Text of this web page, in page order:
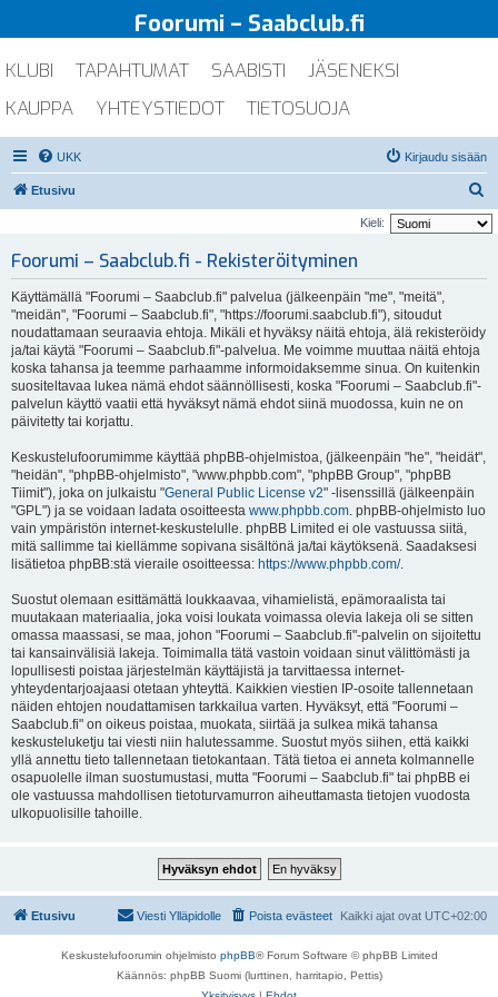
Foorumi – Saabclub.fi
KLUBI TAPAHTUMAT SAABISTI
JÄSENEKSI
KAUPPA
YHTEYSTIEDOT TIETOSUOJA
UKK Kirjaudu sisään
Etusivu
t
Kieli:
Foorumi – Saabclub.fi - Rekisteröityminen
Käyttämällä "Foorumi – Saabclub.fi" palvelua (jälkeenpäin "me", "meitä",
"meidän", "Foorumi – Saabclub.fi", "https://foorumi.saabclub.fi"), sitoudut
noudattamaan seuraavia ehtoja. Mikäli et hyväksy näitä ehtoja, älä rekisteröidy
ja/tai käytä "Foorumi – Saabclub.fi"-palvelua. Me voimme muuttaa näitä ehtoja
koska tahansa ja teemme parhaamme informoidaksemme sinua. On kuitenkin
suositeltavaa lukea nämä ehdot säännöllisesti, koska "Foorumi – Saabclub.fi"-
palvelun käyttö vaatii että hyväksyt nämä ehdot siinä muodossa, kuin ne on
päivitetty tai korjattu.
Keskustelufoorumimme käyttää phpBB-ohjelmistoa, (jälkeenpäin "he", "heidät",
"heidän", "phpBB-ohjelmisto", "www.phpbb.com", "phpBB Group", "phpBB
Tiimit"), joka on julkaistu "General Public License v2" -lisenssillä (jälkeenpäin
"GPL") ja se voidaan ladata osoitteesta www.phpbb.com. phpBB-ohjelmisto luo
vain ympäristön internet-keskustelulle. phpBB Limited ei ole vastuussa siitä,
mitä sallimme tai kiellämme sopivana sisältönä ja/tai käytöksenä. Saadaksesi
lisätietoa phpBB:stä vieraile osoitteessa: https://www.phpbb.com/.
Suostut olemaan esittämättä loukkaavaa, vihamielistä, epämoraalista tai
muutakaan materiaalia, joka voisi loukata voimassa olevia lakeja oli se sitten
omassa maassasi, se maa, johon "Foorumi – Saabclub.fi"-palvelin on sijoitettu
tai kansainvälisiä lakeja. Toimimalla tätä vastoin voidaan sinut välittömästi ja
lopullisesti poistaa järjestelmän käyttäjistä ja tarvittaessa internet-
yhteydentarjoajaasi otetaan yhteyttä. Kaikkien viestien IP-osoite tallennetaan
näiden ehtojen noudattamisen tarkkailua varten. Hyväksyt, että "Foorumi –
Saabclub.fi" on oikeus poistaa, muokata, siirtää ja sulkea mikä tahansa
keskusteluketju tai viesti niin halutessamme. Suostut myös siihen, että kaikki
yllä annettu tieto tallennetaan tietokantaan. Tätä tietoa ei anneta kolmannelle
osapuolelle ilman suostumustasi, mutta "Foorumi – Saabclub.fi" tai phpBB ei
ole vastuussa mahdollisen tietoturvamurron aiheuttamasta tietojen vuodosta
ulkopuolisille tahoille.
Etusivu Kaikki ajat ovat UTC+02:00
Poista evästeet
Viesti Ylläpidolle
Keskustelufoorumin ohjelmisto phpBB® Forum Software © phpBB Limited
Käännös: phpBB Suomi (lurttinen, harritapio, Pettis)